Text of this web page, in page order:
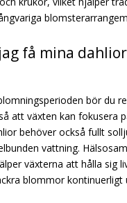
få mina
bör du
att växten kan fokusera
behöver också fullt
vattning.
växterna att hålla sig
blommor kontinuerligt